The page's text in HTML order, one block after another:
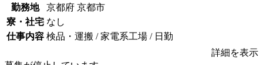
勤務地
京都府 京都市
寮・社宅 なし
仕事内容 検品・運搬 / 家電系工場 / 日勤
詳細を表示